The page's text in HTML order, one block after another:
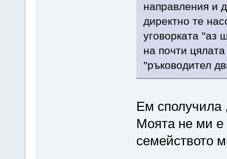
направления и
директно те
уговорката ''аз
на почти
''ръководител
Ем сполучила
Моята не ми е
семейството